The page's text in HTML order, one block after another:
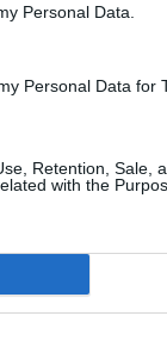
Personal Data.
Personal Data for
Retention, Sale,
with the
από